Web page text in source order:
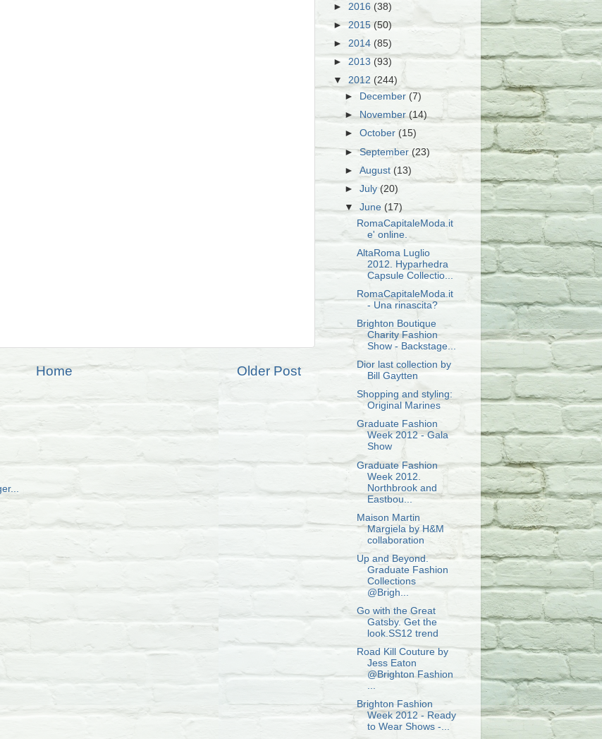
Older Post
Home
► 2016 (38)
►2015(50)
► 2014 (85)
► 2013 (93)
▼ 2012 (244)
►
December(7)
►November(14)
►October(15)
►September (23)
►August (13)
►July(20)
▼June(17)
RomaCapitaleModa.it
e' online.
AltaRoma Luglio
2012. Hyparhedra
Capsule Collectio...
RomaCapitaleModa.it
- Una rinascita?
Brighton Boutique
Charity Fashion
Show - Backstage...
Dior last collection by
Bill Gaytten
Shopping and styling:
Original Marines
Graduate Fashion
Week 2012 - Gala
Show
Graduate Fashion
Week 2012.
Northbrook and
Eastbou...
Maison Martin
Margiela by H&M
collaboration
Up and Beyond.
Graduate Fashion
Collections
@Brigh...
Go with the Great
Gatsby. Get the
look.SS12 trend
Road Kill Couture by
Jess Eaton
@Brighton Fashion
...
Brighton Fashion
Week 2012 - Ready
to Wear Shows -...